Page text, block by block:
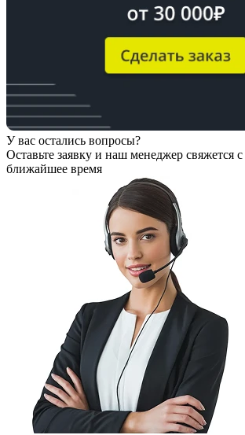
У вас остались вопросы?
Оставьте заявку и наш менеджер свяжется
ближайшее время